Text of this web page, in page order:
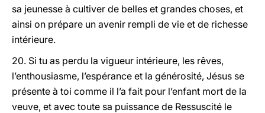
sa jeunesse à cultiver de belles et grandes choses, et
ainsi on prépare un avenir rempli de vie et de richesse
intérieure.
20. Si tu as perdu la vigueur intérieure, les rêves,
l’enthousiasme, l’espérance et la générosité, Jésus se
présente à toi comme il l’a fait pour l’enfant mort de la
veuve, et avec toute sa puissance de Ressuscité le